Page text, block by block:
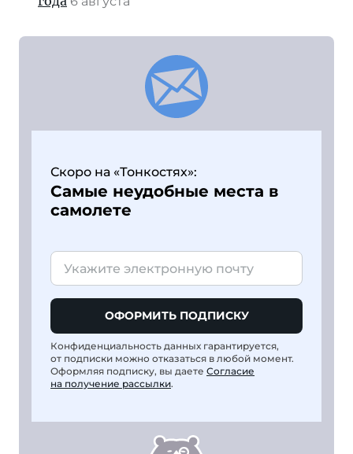
Скоро на «Тонкостях»:
Самые неудобные места в
самолете
ОФОРМИТЬ ПОДПИСКУ
Конфиденциальность данных гарантируется,
от подписки можно отказаться в любой момент.
Оформляя подписку, вы даете Согласие
на получение рассылки.